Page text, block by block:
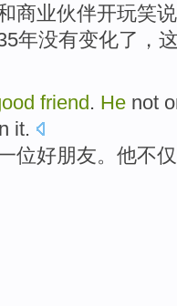
商业伙伴开玩笑说
年没有变化了，
friend. He not
it.
位好朋友。 他不仅